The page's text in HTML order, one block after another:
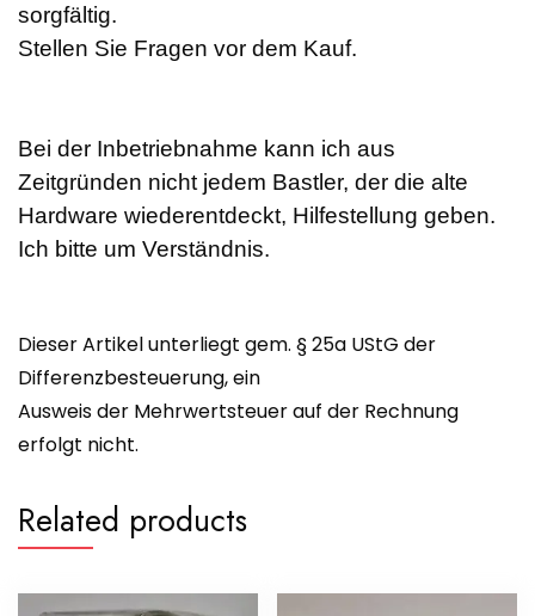
sorgfältig.
Stellen Sie Fragen vor dem Kauf.
Bei der Inbetriebnahme kann ich aus
Zeitgründen nicht jedem Bastler, der die alte
Hardware wiederentdeckt, Hilfestellung geben.
Ich bitte um Verständnis.
Dieser Artikel unterliegt gem. § 25a UStG der
Differenzbesteuerung, ein
Ausweis der Mehrwertsteuer auf der Rechnung
erfolgt nicht.
Related products